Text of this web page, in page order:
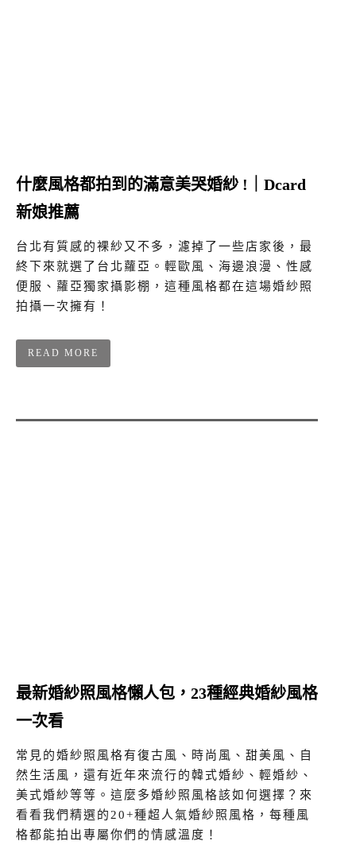
什麼風格都拍到的滿意美哭婚紗 !｜Dcard
新娘推薦
台北有質感的裸紗又不多，濾掉了一些店家後，最
終下來就選了台北蘿亞。輕歐風、海邊浪漫、性感
便服、蘿亞獨家攝影棚，這種風格都在這場婚紗照
拍攝一次擁有！
READ MORE
最新婚紗照風格懶人包，23種經典婚紗風格
一次看
常見的婚紗照風格有復古風、時尚風、甜美風、自
然生活風，還有近年來流行的韓式婚紗、輕婚紗、
美式婚紗等等。這麼多婚紗照風格該如何選擇？來
看看我們精選的20+種超人氣婚紗照風格，每種風
格都能拍出專屬你們的情感溫度！